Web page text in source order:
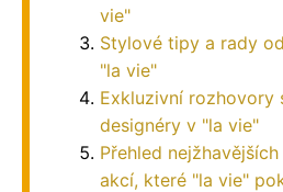
vie"
Stylové tipy a rady
"la vie"
Exkluzivní rozhovory
designéry v "la vie"
Přehled
akcí, které "la vie"